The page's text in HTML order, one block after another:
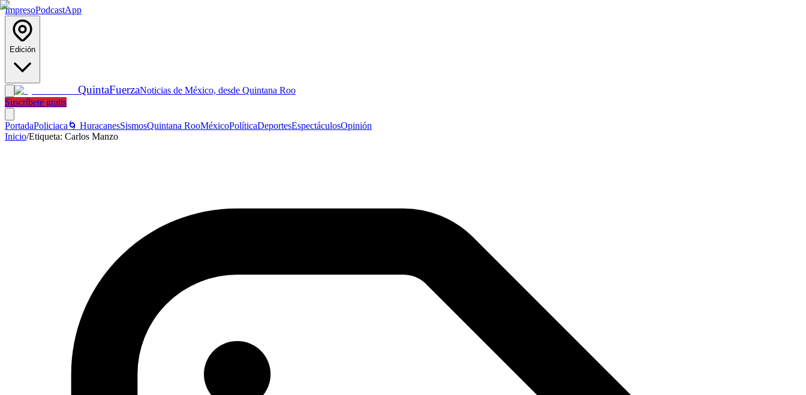
ImpresoPodcastApp
Edición
QuintaFuerzaNoticias de México, desde Quintana Roo
Suscríbete gratis
PortadaPoliciaca 🌀 HuracanesSismosQuintana RooMéxicoPolíticaDeportesEspectáculosOpinión
Inicio/Etiqueta: Carlos Manzo